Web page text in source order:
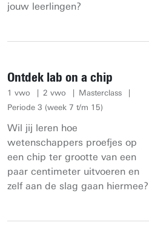
jouw leerlingen?
Ontdek lab on a chip
1 vwo 2 vwo
Masterclass
Periode 3 (week 7 t/m 15)
Wil jij leren hoe
wetenschappers proefjes op
een chip ter grootte van een
paar centimeter uitvoeren en
zelf aan de slag gaan hiermee?